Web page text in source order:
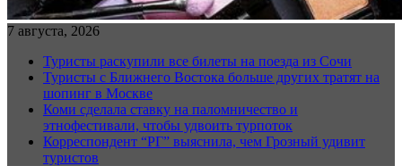
7 августа, 2026
Туристы раскупили все билеты на поезда из Сочи
Туристы с Ближнего Востока больше других тратят на
шопинг в Москве
Коми сделала ставку на паломничество и
этнофестивали, чтобы удвоить турпоток
Корреспондент “РГ” выяснила, чем Грозный удивит
туристов